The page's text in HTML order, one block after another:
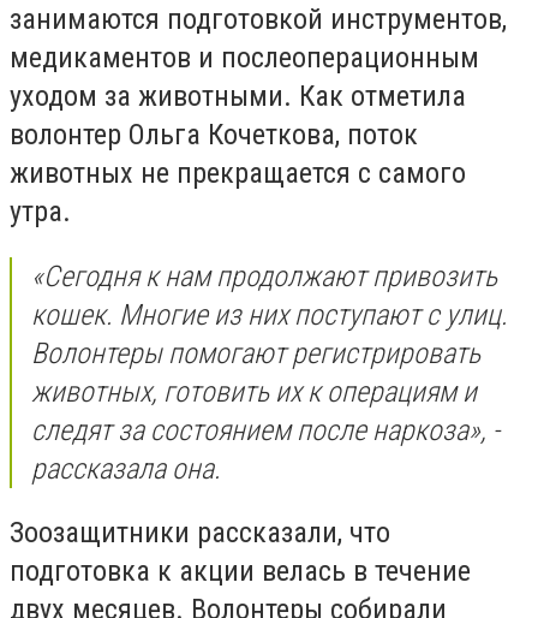
занимаются подготовкой инструментов,
медикаментов и послеоперационным
уходом за животными. Как отметила
волонтер Ольга Кочеткова, поток
животных не прекращается с самого
утра.
«Сегодня к нам продолжают привозить
кошек. Многие из них поступают с улиц.
Волонтеры помогают регистрировать
животных, готовить их к операциям и
следят за состоянием после наркоза», -
рассказала она.
Зоозащитники рассказали, что
подготовка к акции велась в течение
двух месяцев. Волонтеры собирали